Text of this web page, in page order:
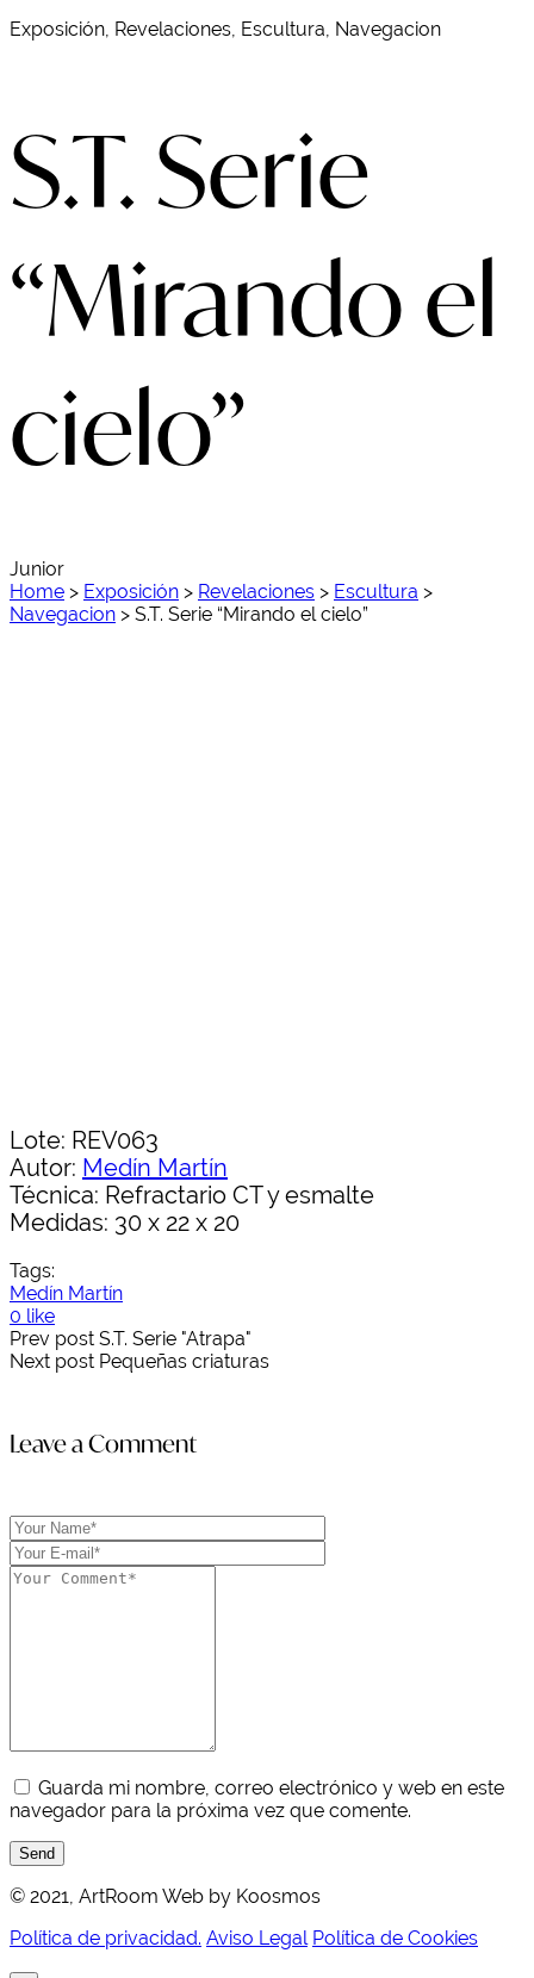
Exposición, Revelaciones, Escultura, Navegacion
S.T. Serie
“Mirando el
cielo”
Junior
Home > Exposición > Revelaciones > Escultura >
Navegacion > S.T. Serie “Mirando el cielo”
Lote: REV063
Autor: Medín Martín
Técnica: Refractario CT y esmalte
Medidas: 30 x 22 x 20
Tags:
Medín Martín
0 like
Prev post S.T. Serie "Atrapa"
Next post Pequeñas criaturas
Leave a Comment
Guarda mi nombre, correo electrónico y web en este
navegador para la próxima vez que comente.
Send
© 2021, ArtRoom Web by Koosmos
Política de privacidad. Aviso Legal Política de Cookies